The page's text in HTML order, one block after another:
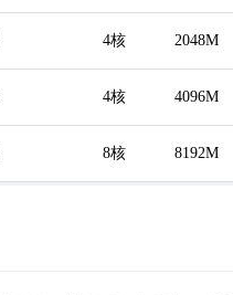
4核 2048M
4核 4096M
8核 8192M